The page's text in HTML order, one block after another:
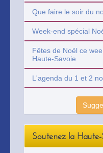
Que faire le soir du
Week-end spécial
Fêtes de Noël ce
Haute-Savoie
L'agenda du 1 et 2
Soutenez la Haute-